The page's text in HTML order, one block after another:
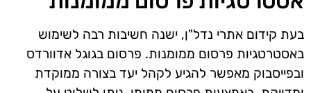
בעת קידום אתרי נדל"ן, ישנה חשיבות רבה לשימוש
באסטרטגיות פרסום ממומנות. פרסום בגוגל אדוורדס
ובפייסבוק מאפשר להגיע לקהל יעד בצורה ממוקדת